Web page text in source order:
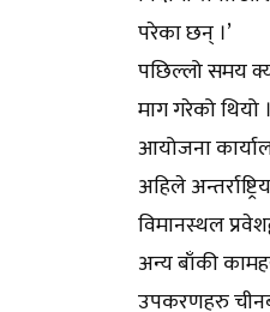
परेका छन् ।’
पछिल्लो समय
माग गरेको
आयोजना
अहिले
विमानस्थल
अन्य बाँकी
उपकरणहरु